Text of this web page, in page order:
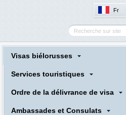
Fr
Visas biélorusses
Services touristiques
Ordre de la délivrance de visa
Ambassades et Consulats